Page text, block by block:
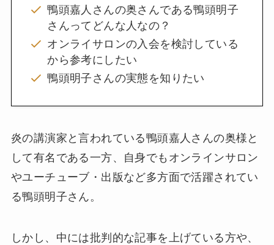
鴨頭嘉人さんの奥さんである鴨頭明子
さんってどんな人なの？
オンライサロンの入会を検討している
から参考にしたい
鴨頭明子さんの実態を知りたい
炎の講演家と言われている鴨頭嘉人さんの奥様と
して有名である一方、自身でもオンラインサロン
やユーチューブ・出版など多方面で活躍されてい
る鴨頭明子さん。
しかし、中には批判的な記事を上げている方や、